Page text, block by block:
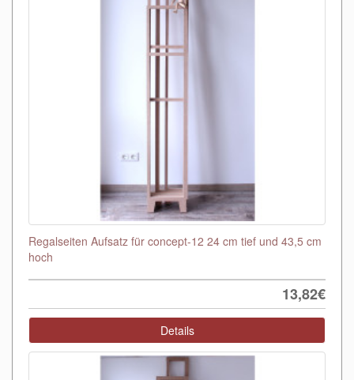
Regalseiten Aufsatz für concept-12 24 cm tief und 43,5 cm
hoch
13,82€
Details